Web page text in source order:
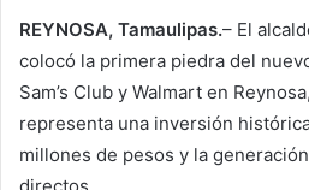
REYNOSA, Tamaulipas.– El
colocó la primera piedra del
Sam’s Club y Walmart en
representa una inversión
millones de pesos y la